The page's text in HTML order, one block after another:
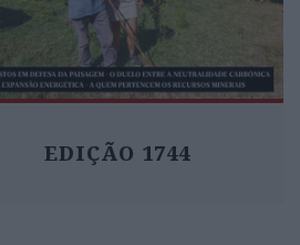
EDIÇÃO 1744